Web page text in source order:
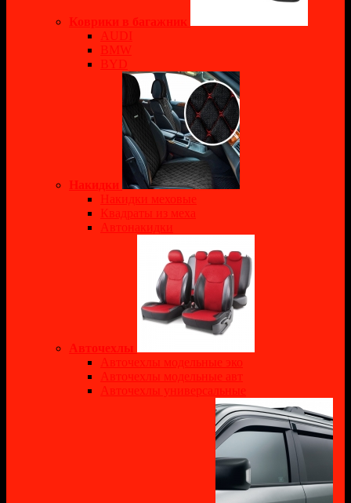
Коврики в багажник
AUDI
BMW
BYD
Накидки
Накидки меховые
Квадраты из меха
Автонакидки
Авточехлы
Авточехлы модельные эко
Авточехлы модельные авт
Авточехлы универсальные